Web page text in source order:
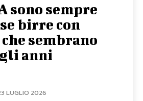
sono sempre
birre con
sembrano
anni
LUGLIO 2026